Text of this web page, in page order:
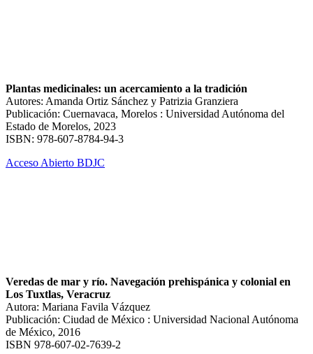
Plantas medicinales: un acercamiento a la tradición
Autores: Amanda Ortiz Sánchez y Patrizia Granziera
Publicación: Cuernavaca, Morelos : Universidad Autónoma del
Estado de Morelos, 2023
ISBN: 978-607-8784-94-3
Acceso Abierto BDJC
Veredas de mar y río. Navegación prehispánica y colonial en
Los Tuxtlas, Veracruz
Autora: Mariana Favila Vázquez
Publicación: Ciudad de México : Universidad Nacional Autónoma
de México, 2016
ISBN 978­-607­-02­-7639­-2